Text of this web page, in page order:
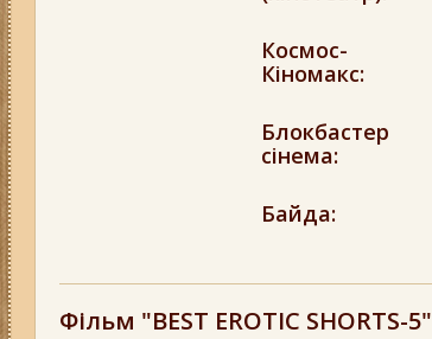
Космос-
Кіномакс:
Блокбастер
сінема:
Байда:
Фільм "BEST EROTIC SHORTS-5"